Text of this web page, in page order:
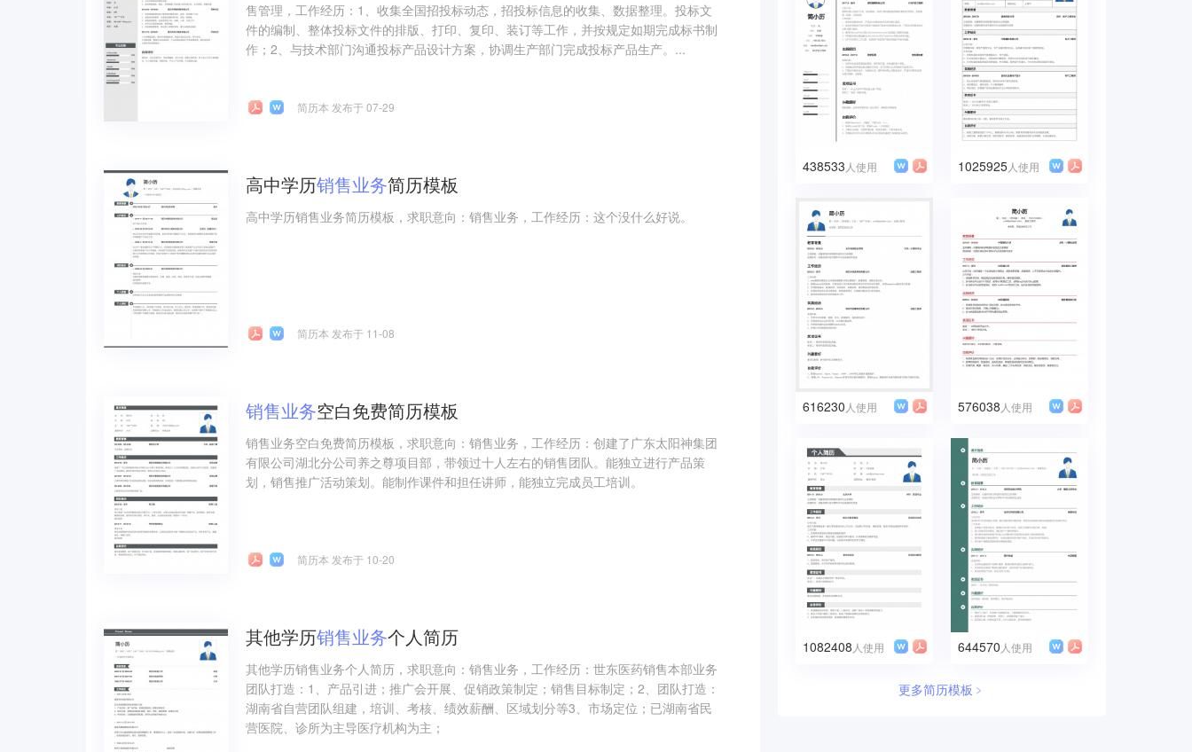
售管理，工作经历：1、收集全国招投标动态，招投标信息的收集、数据整理。投标文
件的编制、整体投标文件的排版、打印、复印、装订等工作，并按规定如期完成标书制
作；2、与技术部门沟通投标产品设计方案，协调生产部门完成投标产品生产。...
简历本 发布于 07-29
高中学历销售业务简历模板
高中学历销售业务简历模板，求职意向：销售业务，工作经历：这个没什么好说。
简历本 发布于 11-08
销售业务空白免费简历模板
销售业务空白免费简历模板，求职意向：销售业务，工作经历：创建了广东太阳神集团
有限公司湖北分公司养之尊项目部，带领过十人左右的销售团队。能独立进行产品策
划，销售推广活动策划。能制作课件和担任讲师，能独立完成员工培训。
简历本 发布于 10-20
其他学历销售业务个人简历
其他学历销售业务个人简历，求职意向：销售业务，工作经历：世东医药销售本部业务
团队打造：1、产品引进；推广会开展、促销政策制定；销售目标制定；2、团队打造：
湖南省自营团队组建，培训、考核、绩效薪酬、区域划分等3、市场定位；已湖南省民
营医院、诊所为主导医疗机构为主；
438533 人使用 1025925人使用
616230 人使用 576038 人使用
1082408人使用 644570人使用
更多简历模板﹥